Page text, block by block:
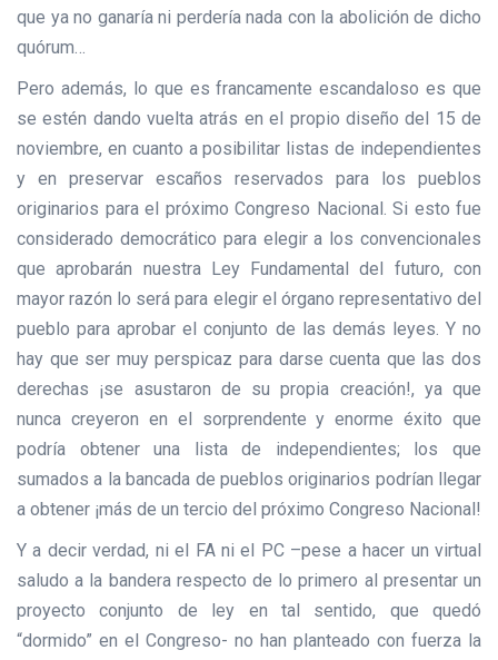
que ya no ganaría ni perdería nada con la abolición de dicho
quórum…
Pero además, lo que es francamente escandaloso es que
se estén dando vuelta atrás en el propio diseño del 15 de
noviembre, en cuanto a posibilitar listas de independientes
y en preservar escaños reservados para los pueblos
originarios para el próximo Congreso Nacional. Si esto fue
considerado democrático para elegir a los convencionales
que aprobarán nuestra Ley Fundamental del futuro, con
mayor razón lo será para elegir el órgano representativo del
pueblo para aprobar el conjunto de las demás leyes. Y no
hay que ser muy perspicaz para darse cuenta que las dos
derechas ¡se asustaron de su propia creación!, ya que
nunca creyeron en el sorprendente y enorme éxito que
podría obtener una lista de independientes; los que
sumados a la bancada de pueblos originarios podrían llegar
a obtener ¡más de un tercio del próximo Congreso Nacional!
Y a decir verdad, ni el FA ni el PC –pese a hacer un virtual
saludo a la bandera respecto de lo primero al presentar un
proyecto conjunto de ley en tal sentido, que quedó
“dormido” en el Congreso- no han planteado con fuerza la